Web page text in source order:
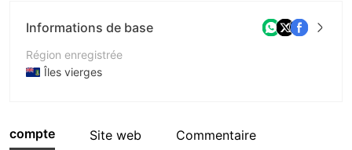
Informations de base
Région enregistrée
Îles vierges
Société
compte Site web Commentaire